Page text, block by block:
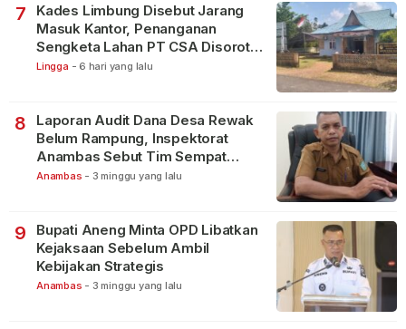
7
Kades Limbung Disebut Jarang
Masuk Kantor, Penanganan
Sengketa Lahan PT CSA Disorot
Warga
Lingga - 6 hari yang lalu
8
Laporan Audit Dana Desa Rewak
Belum Rampung, Inspektorat
Anambas Sebut Tim Sempat
Terbagi Tangani Kasus Lain
Anambas - 3 minggu yang lalu
9
Bupati Aneng Minta OPD Libatkan
Kejaksaan Sebelum Ambil
Kebijakan Strategis
Anambas - 3 minggu yang lalu